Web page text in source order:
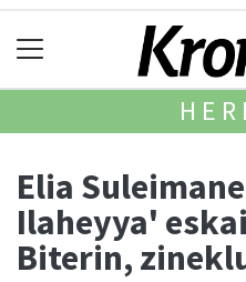
Elia
Ilaheyya'
Biterin,